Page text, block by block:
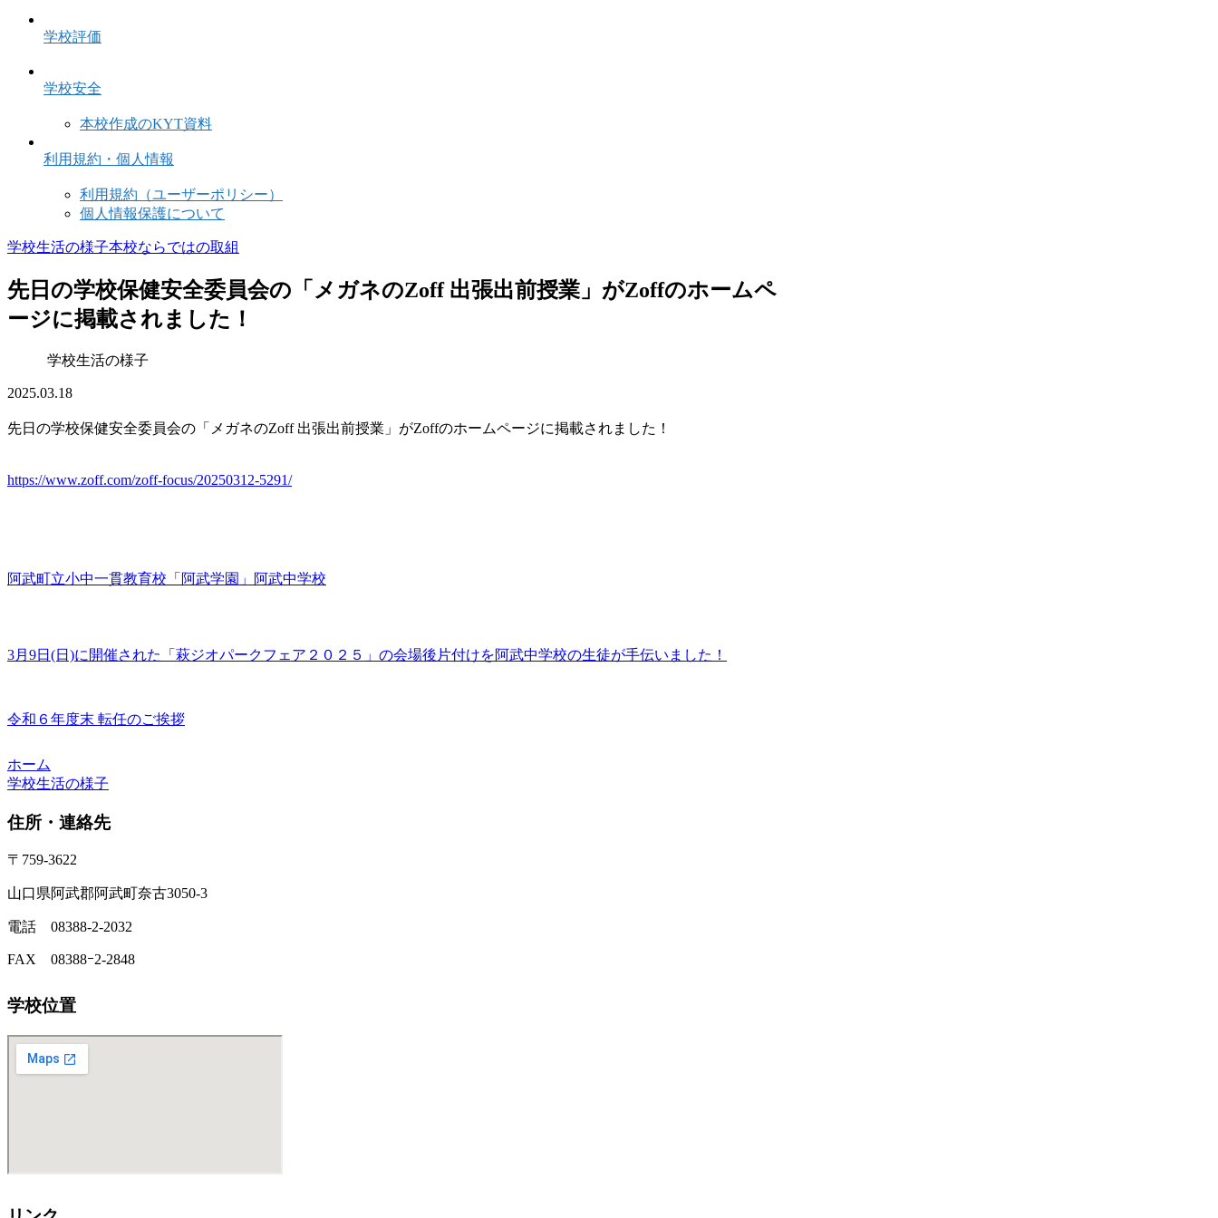
学校評価
学校安全
本校作成のKYT資料
利用規約・個人情報
利用規約（ユーザーポリシー）
個人情報保護について
学校生活の様子本校ならではの取組
先日の学校保健安全委員会の「メガネのZoff 出張出前授業」がZoffのホームペ
ージに掲載されました！
学校生活の様子
2025.03.18
先日の学校保健安全委員会の「メガネのZoff 出張出前授業」がZoffのホームページに掲載されました！
https://www.zoff.com/zoff-focus/20250312-5291/
阿武町立小中一貫教育校「阿武学園」阿武中学校
3月9日(日)に開催された「萩ジオパークフェア２０２５」の会場後片付けを阿武中学校の生徒が手伝いました！
令和６年度末 転任のご挨拶
ホーム
学校生活の様子
住所・連絡先
〒759-3622
山口県阿武郡阿武町奈古3050-3
電話 08388-2-2032
FAX 08388ｰ2-2848
学校位置